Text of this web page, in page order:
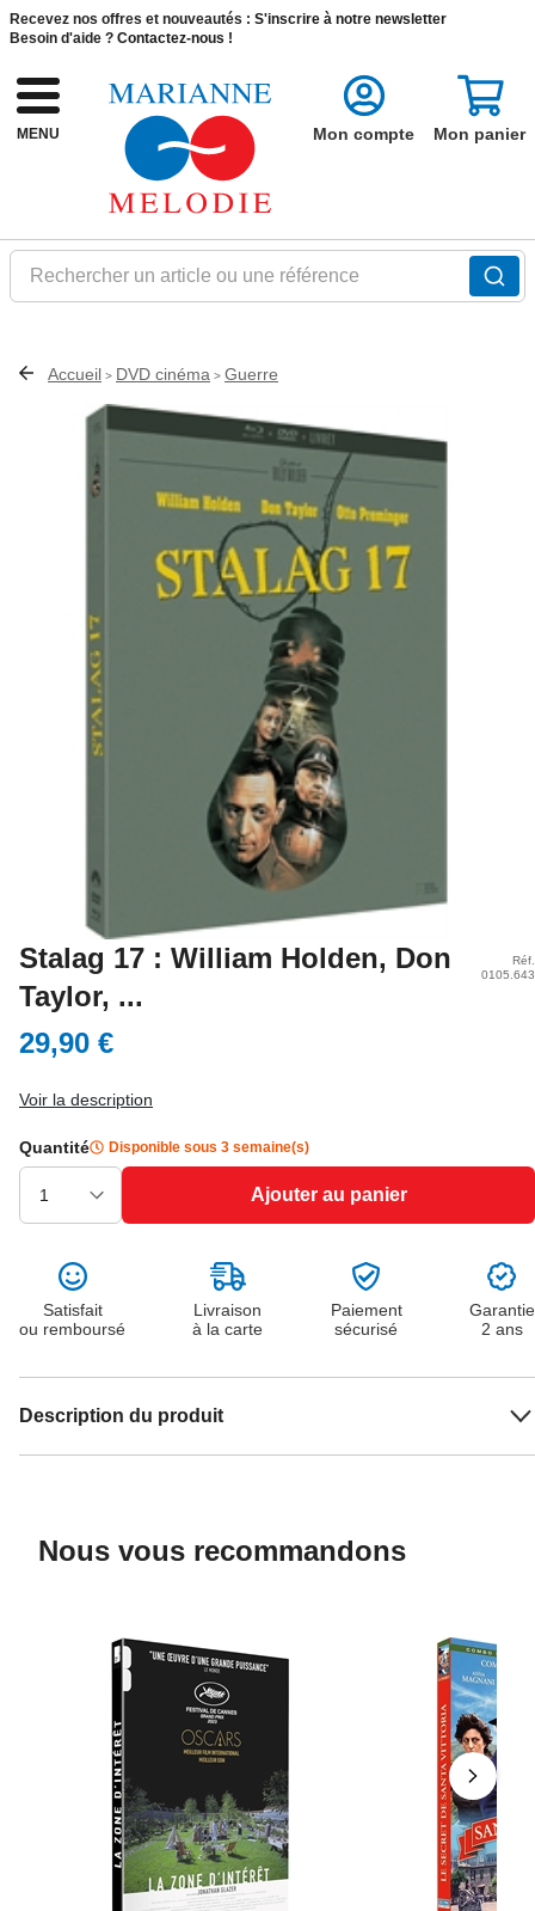
Recevez nos offres et nouveautés : S'inscrire à notre newsletter
Besoin d'aide ? Contactez-nous !
MENU
Rechercher un article ou une référence
Mon compte Mon panier
Accueil > DVD cinéma > Guerre
Stalag 17 : William Holden, Don
Taylor, ...
Réf.
0105.643
29,90 €
Voir la description
Quantité Disponible sous 3 semaine(s)
Ajouter au panier
Satisfait
ou remboursé
Livraison
à la carte
Paiement
sécurisé
Garantie
2 ans
Description du produit
Nous vous recommandons